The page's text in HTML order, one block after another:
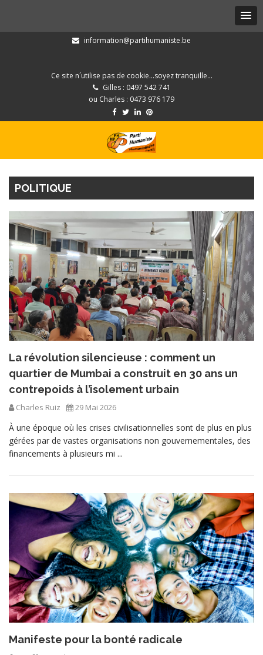
information@partihumaniste.be
Ce site n´utilise pas de cookie...soyez tranquille...
Gilles : 0497 542 741
ou Charles : 0473 976 179
POLITIQUE
La révolution silencieuse : comment un
quartier de Mumbai a construit en 30 ans un
contrepoids à l’isolement urbain
Charles Ruiz 29 Mai 2026
À une époque où les crises civilisationnelles sont de plus en plus
gérées par de vastes organisations non gouvernementales, des
financements à plusieurs mi ...
Manifeste pour la bonté radicale